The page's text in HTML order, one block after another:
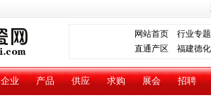
网站首页
行业专题
直通产区 福建德化
企业 产品 供应 求购 展会 招聘